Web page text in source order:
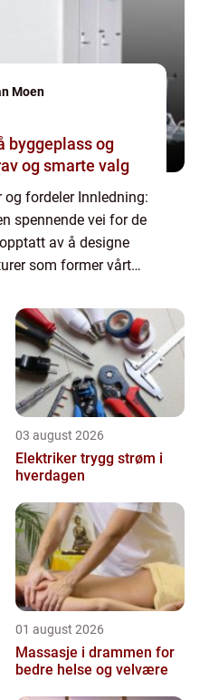
Moen
byggeplass og
krav og smarte valg
fordeler Innledning:
spennende vei for de
av å designe
som former vårt
teknisk ek...
03 august 2026
Elektriker trygg strøm i
hverdagen
01 august 2026
Massasje i drammen for
bedre helse og velvære